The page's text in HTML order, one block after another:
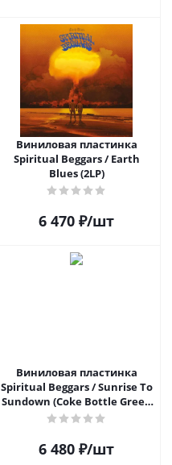
Виниловая пластинка
Spiritual Beggars / Earth
Blues (2LP)
6 470 ₽/шт
Виниловая пластинка
Spiritual Beggars / Sunrise To
Sundown (Coke Bottle Green
Vinyl) (1LP)
6 480 ₽/шт